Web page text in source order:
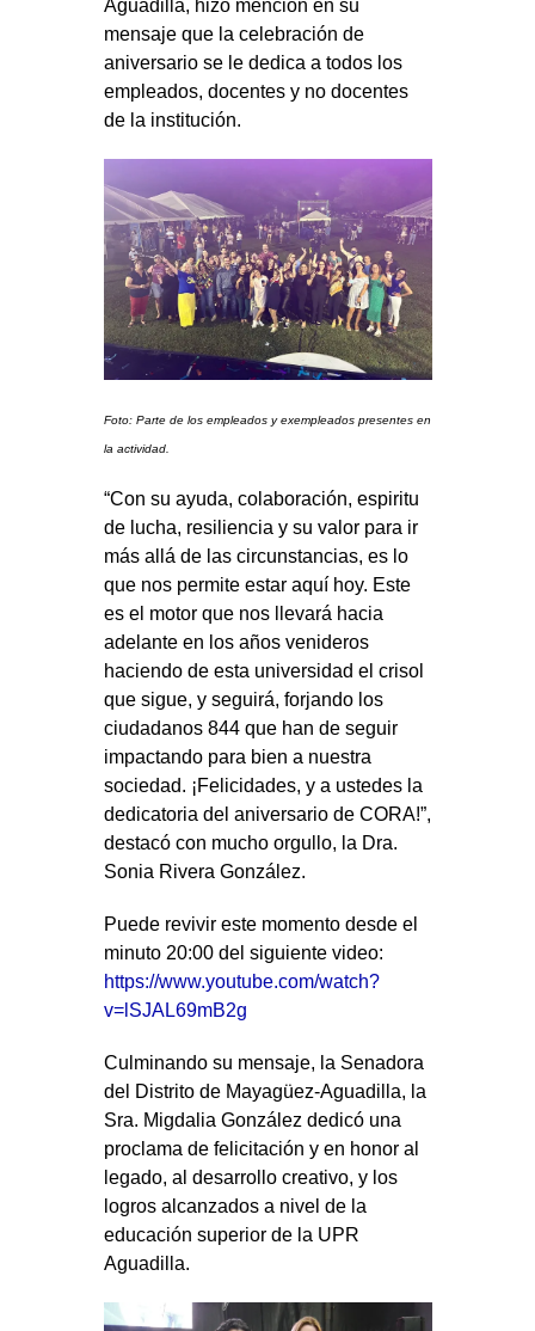
Aguadilla, hizo mención en su
mensaje que la celebración de
aniversario se le dedica a todos los
empleados, docentes y no docentes
de la institución.
Foto: Parte de los empleados y exempleados presentes en
la actividad.
“Con su ayuda, colaboración, espiritu
de lucha, resiliencia y su valor para ir
más allá de las circunstancias, es lo
que nos permite estar aquí hoy. Este
es el motor que nos llevará hacia
adelante en los años venideros
haciendo de esta universidad el crisol
que sigue, y seguirá, forjando los
ciudadanos 844 que han de seguir
impactando para bien a nuestra
sociedad. ¡Felicidades, y a ustedes la
dedicatoria del aniversario de CORA!”,
destacó con mucho orgullo, la Dra.
Sonia Rivera González.
Puede revivir este momento desde el
minuto 20:00 del siguiente video:
https://www.youtube.com/watch?
v=lSJAL69mB2g
Culminando su mensaje, la Senadora
del Distrito de Mayagüez-Aguadilla, la
Sra. Migdalia González dedicó una
proclama de felicitación y en honor al
legado, al desarrollo creativo, y los
logros alcanzados a nivel de la
educación superior de la UPR
Aguadilla.